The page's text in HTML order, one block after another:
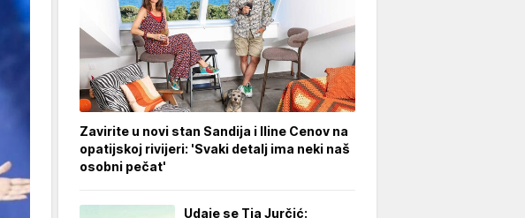
Zavirite u novi stan Sandija i Iline Cenov na
opatijskoj rivijeri: 'Svaki detalj ima neki naš
osobni pečat'
Udaje se Tia Jurčić: